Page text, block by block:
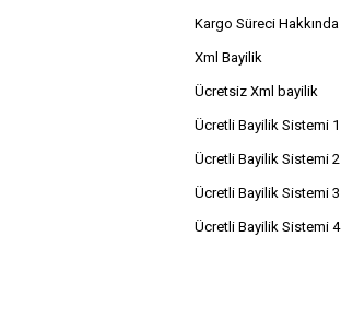
Kargo Süreci Hakkında
Xml Bayilik
Ücretsiz Xml bayilik
Ücretli Bayilik Sistemi 1
Ücretli Bayilik Sistemi 2
Ücretli Bayilik Sistemi 3
Ücretli Bayilik Sistemi 4